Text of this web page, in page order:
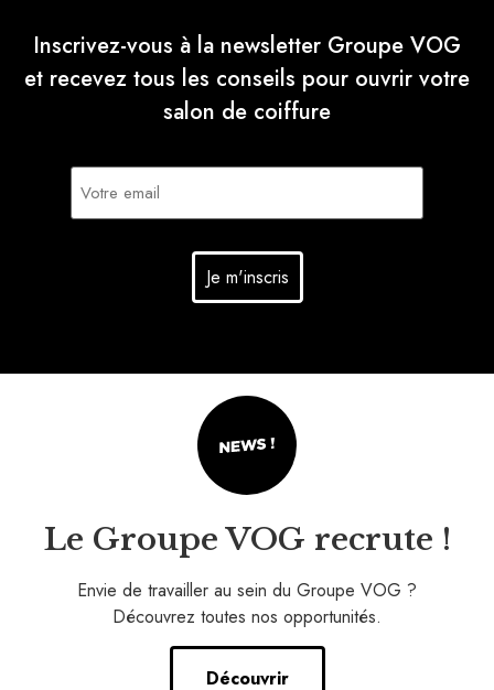
Inscrivez-vous à la newsletter Groupe VOG
et recevez tous les conseils pour ouvrir votre
salon de coiffure
E-
Le Groupe VOG recrute !
Envie de travailler au sein du Groupe VOG ?
Découvrez toutes nos opportunités.
Découvrir